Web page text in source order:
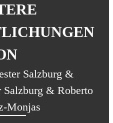
Salzburg &
Salzburg & Roberto
Monjas